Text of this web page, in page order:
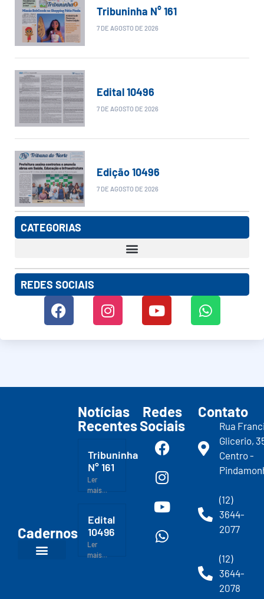
Tribuninha N° 161
7 DE AGOSTO DE 2026
Edital 10496
7 DE AGOSTO DE 2026
Edição 10496
7 DE AGOSTO DE 2026
CATEGORIAS
REDES SOCIAIS
Cadernos
Notícias
Recentes
Tribuninha
N° 161
Ler
mais...
Edital
10496
Ler
mais...
Redes
Sociais
Contato
Rua
Glicerio,
Centro -
(12)
3644-
2077
(12)
3644-
2078